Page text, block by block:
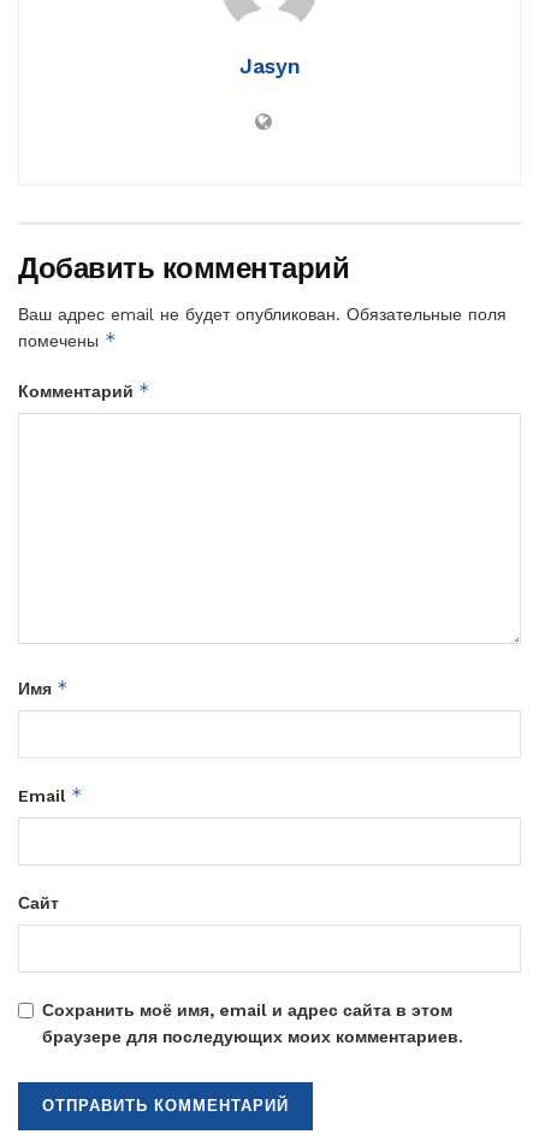
Jasyn
Добавить комментарий
Ваш адрес email не будет опубликован. Обязательные поля
помечены *
Комментарий *
Имя *
Email *
Сайт
Сохранить моё имя, email и адрес сайта в этом
браузере для последующих моих комментариев.